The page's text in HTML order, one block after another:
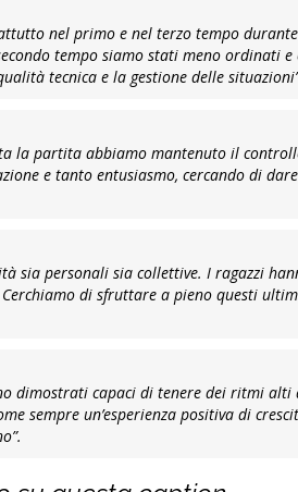
nel primo e nel terzo tempo
tempo siamo stati meno ordinati e
tecnica e la gestione delle
la partita abbiamo mantenuto il
e tanto entusiasmo, cercando di
sia personali sia collettive. I ragazzi
di sfruttare a pieno questi
dimostrati capaci di tenere dei ritmi alti
sempre un’esperienza positiva di
.